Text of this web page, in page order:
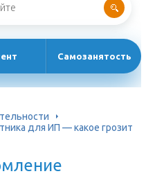
Самозанятость
для ИП — какое грозит